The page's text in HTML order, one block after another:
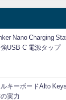
Nano Charging
USB-C 電源タップ
ルキーボードAlto
実力